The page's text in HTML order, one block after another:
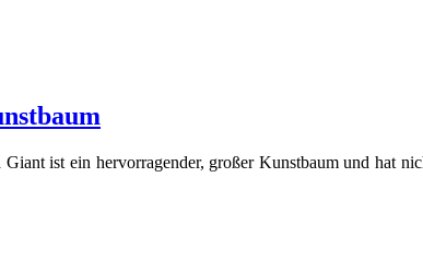
ist ein hervorragender, großer Kunstbaum und hat